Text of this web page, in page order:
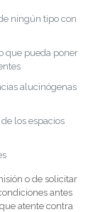
ningún tipo con
que pueda poner
alucinógenas
los espacios
o de solicitar
antes
atente contra